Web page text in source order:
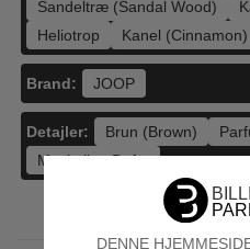
DENNE
Sandeltræ (Sandal Wood)
Heliotrop
Kanel (Cinnamon)
Brand: JOOP
Detajler: Brun (Brown)
Maskuline Dufte